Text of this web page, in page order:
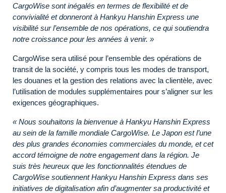
CargoWise sont inégalés en termes de flexibilité et de
convivialité et donneront à Hankyu Hanshin Express une
visibilité sur l’ensemble de nos opérations, ce qui soutiendra
notre croissance pour les années à venir. »
CargoWise sera utilisé pour l’ensemble des opérations de
transit de la société, y compris tous les modes de transport,
les douanes et la gestion des relations avec la clientèle, avec
l’utilisation de modules supplémentaires pour s’aligner sur les
exigences géographiques.
« Nous souhaitons la bienvenue à Hankyu Hanshin Express
au sein de la famille mondiale CargoWise. Le Japon est l’une
des plus grandes économies commerciales du monde, et cet
accord témoigne de notre engagement dans la région. Je
suis très heureux que les fonctionnalités étendues de
CargoWise soutiennent Hankyu Hanshin Express dans ses
initiatives de digitalisation afin d’augmenter sa productivité et